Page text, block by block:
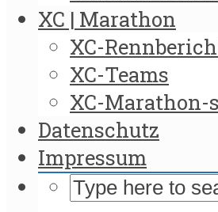
XC | Marathon
XC-
XC-Teams
XC-Marathon-
Datenschutz
Impressum